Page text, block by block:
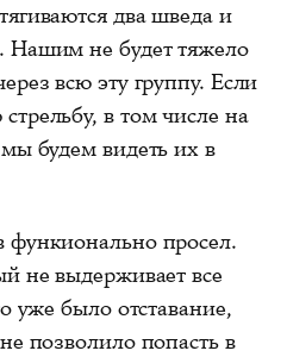
два шведа и
не будет тяжело
всю эту группу. Если
в том числе на
будем видеть их в
просел.
не выдерживает все
уже было отставание,
позволило попасть в